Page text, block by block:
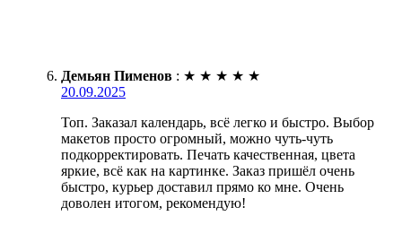
Демьян Пименов : ★ ★ ★ ★ ★
20.09.2025
Топ. Заказал календарь, всё легко и быстро. Выбор
макетов просто огромный, можно чуть-чуть
подкорректировать. Печать качественная, цвета
яркие, всё как на картинке. Заказ пришёл очень
быстро, курьер доставил прямо ко мне. Очень
доволен итогом, рекомендую!